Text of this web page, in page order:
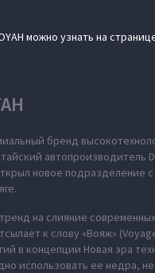
можно узнать на
бренд
автопроизводитель
новое подразделение
на слияние
к слову «Вояж»
в концепции Новая эра
использовать ее недра,